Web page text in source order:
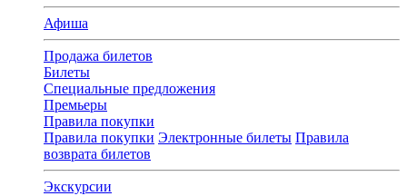
Афиша
Продажа билетов
Билеты
Специальные предложения
Премьеры
Правила покупки
Правила покупки Электронные билеты Правила
возврата билетов
Экскурсии